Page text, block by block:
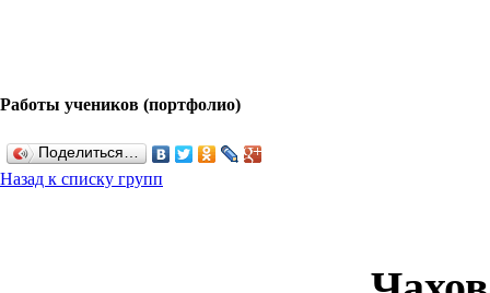
Работы учеников (портфолио)
Поделиться…
Назад к списку групп